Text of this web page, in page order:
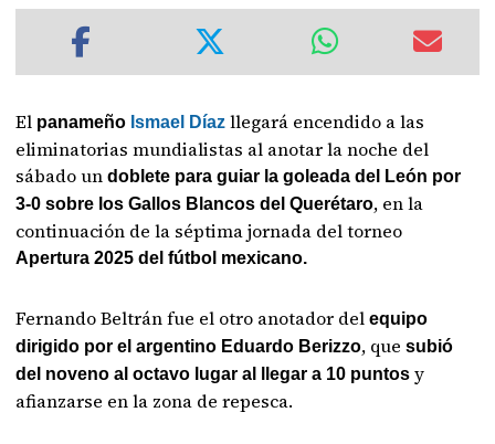
El panameño Ismael Díaz llegará encendido a las
eliminatorias mundialistas al anotar la noche del
sábado undoblete para guiar la goleada del León por
3-0 sobre los Gallos Blancos del Querétaro, en la
continuación de la séptima jornada del torneo
Apertura 2025 del fútbol mexicano.
Fernando Beltrán fue el otro anotador delequipo
dirigido por el argentino Eduardo Berizzo, quesubió
del noveno al octavo lugar al llegar a 10 puntos y
afianzarse en la zona de repesca.